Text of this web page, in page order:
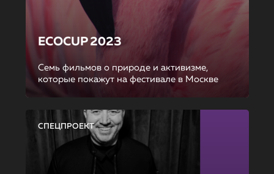
ECOCUP 2023
Семь фильмов о природе и активизме,
которые покажут на фестивале в Москве
СПЕЦПРОЕКТ